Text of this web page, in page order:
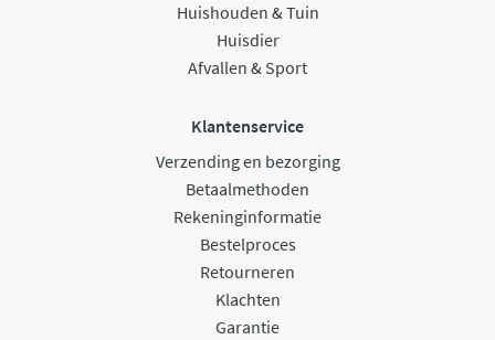
Huishouden & Tuin
Huisdier
Afvallen & Sport
Klantenservice
Verzending en bezorging
Betaalmethoden
Rekeninginformatie
Bestelproces
Retourneren
Klachten
Garantie